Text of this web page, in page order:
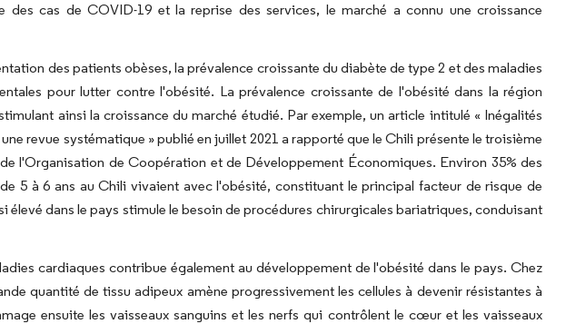
des cas de COVID-19 et la reprise des services, le marché a connu une croissance
des patients obèses, la prévalence croissante du diabète de type 2 et des maladies
pour lutter contre l'obésité. La prévalence croissante de l'obésité dans la région
ainsi la croissance du marché étudié. Par exemple, un article intitulé « Inégalités
revue systématique » publié en juillet 2021 a rapporté que le Chili présente le troisième
l'Organisation de Coopération et de Développement Économiques. Environ 35% des
5 à 6 ans au Chili vivaient avec l'obésité, constituant le principal facteur de risque de
élevé dans le pays stimule le besoin de procédures chirurgicales bariatriques, conduisant
cardiaques contribue également au développement de l'obésité dans le pays. Chez
quantité de tissu adipeux amène progressivement les cellules à devenir résistantes à
ensuite les vaisseaux sanguins et les nerfs qui contrôlent le cœur et les vaisseaux